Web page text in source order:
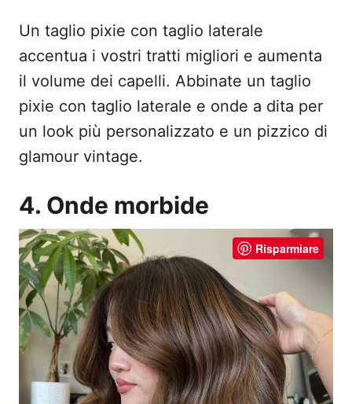
Un taglio pixie con taglio laterale
accentua i vostri tratti migliori e aumenta
il volume dei capelli. Abbinate un taglio
pixie con taglio laterale e onde a dita per
un look più personalizzato e un pizzico di
glamour vintage.
4. Onde morbide
Risparmiare